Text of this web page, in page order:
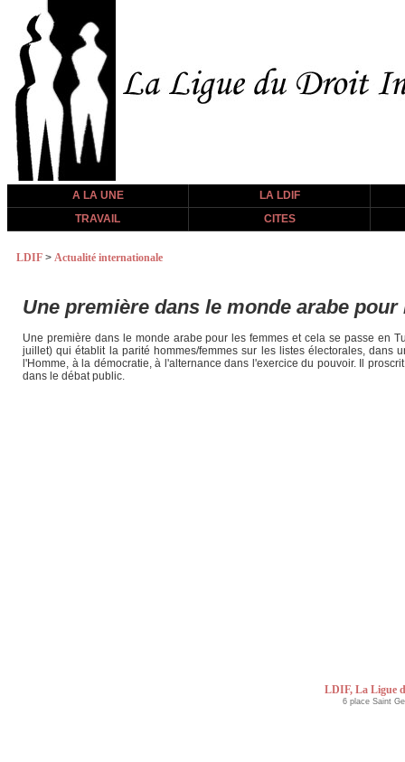
A LA UNE
LA LDIF
TRAVAIL
CITES
LDIF > Actualité internationale
Une première dans le monde arabe
Une première dans le monde arabe pour les femmes et cela se passe en
juillet) qui établit la parité hommes/femmes sur les listes électorales,
l'Homme, à la démocratie, à l'alternance dans l'exercice du pouvoir. Il
dans le débat public.
LDIF, La Ligue
6 place Saint